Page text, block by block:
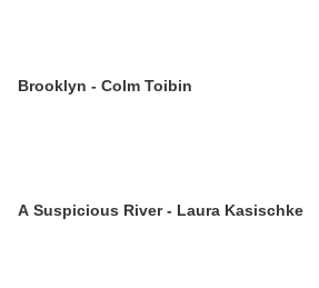
Brooklyn - Colm Toibin
A Suspicious River - Laura Kasischke